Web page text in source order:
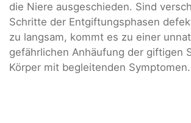
die Niere ausgeschieden. Sind
Schritte der Entgiftungsphasen
zu langsam, kommt es zu einer
gefährlichen Anhäufung der giftigen
Körper mit begleitenden Symptomen.